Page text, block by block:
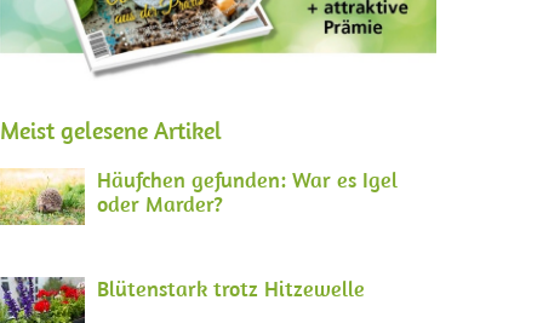
Meist gelesene Artikel
Häufchen gefunden: War es Igel
oder Marder?
Blütenstark trotz Hitzewelle